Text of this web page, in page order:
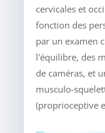
cervicales et
fonction des
par un examen
l'équilibre, des
de caméras, et
musculo-
(proprioceptive